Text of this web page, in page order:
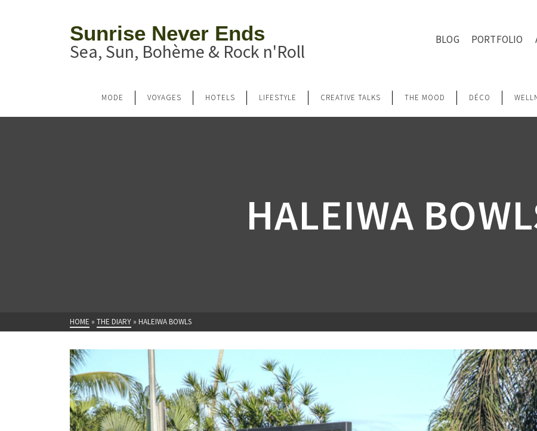
Sunrise Never Ends
Sea, Sun, Bohème & Rock n'Roll
BLOG PORTFOLIO
MODE VOYAGES HOTELS LIFESTYLE CREATIVE TALKS THE MOOD DÉCO
HALEIWA
HOME » THE DIARY » HALEIWA BOWLS